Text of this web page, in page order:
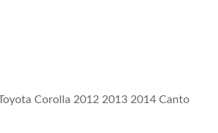
Corolla 2012 2013 2014 Canto